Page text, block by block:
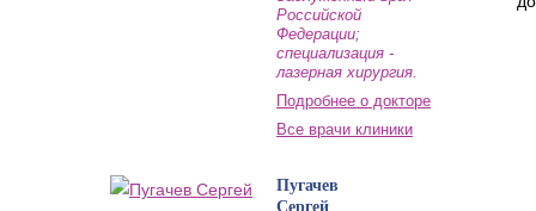
Российской
Федерации;
специализация -
лазерная хирургия.
Подробнее о докторе
Все врачи клиники
Пугачев
Сергей